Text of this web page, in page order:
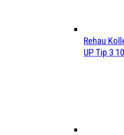
Rehau
UP Tip 3